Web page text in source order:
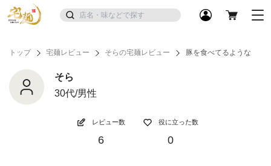
トップ 宅麺レビュー そらの宅麺レビュー 豚を食べてるような
そら
30代/男性
レビュー数
6
役に立った数
0